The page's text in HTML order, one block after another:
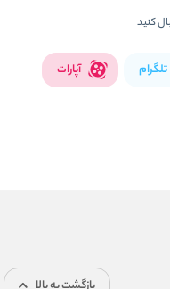
کنید
تلگرام آپارات